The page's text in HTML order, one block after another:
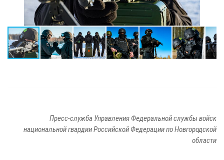
Пресс-служба Управления Федеральной службы войск
национальной гвардии Российской Федерации по Новгородской
области